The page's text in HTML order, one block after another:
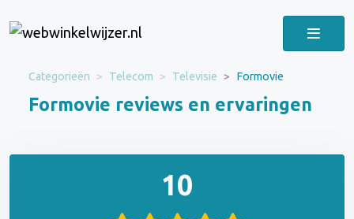
Categorieën Telecom Televisie Formovie
Formovie reviews en ervaringen
10